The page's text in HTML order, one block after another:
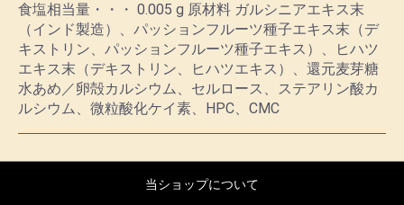
食塩相当量・・・ 0.005 g 原材料 ガルシニアエキス末
（インド製造）、パッションフルーツ種子エキス末（デ
キストリン、パッションフルーツ種子エキス）、ヒハツ
エキス末（デキストリン、ヒハツエキス）、還元麦芽糖
水あめ／卵殻カルシウム、セルロース、ステアリン酸カ
ルシウム、微粒酸化ケイ素、HPC、CMC
当ショップについて